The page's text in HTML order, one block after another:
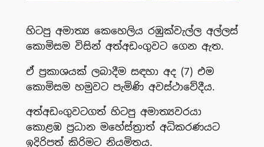
හිටපු අමාත්‍ය කෙහෙලිය රඹුක්වැල්ල අල්ලස්
කොමිසම විසින් අත්අඩංගුවට ගෙන ඇත.
ඒ ප්‍රකාශයක් ලබාදීම සඳහා අද (7) එම
කොමිසම හමුවට පැමිණි අවස්ථාවේදීය.
අත්අඩංගුවටගත් හිටපු අමාත්‍යවරයා
කොළඹ ප්‍රධාන මහේස්ත්‍රාත් අධිකරණයට
ඉදිරිපත් කිරිමට නියමිතය.